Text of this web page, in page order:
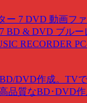
ー 7 DVD 動画フ
BD & DVD ブルー
RECORDER